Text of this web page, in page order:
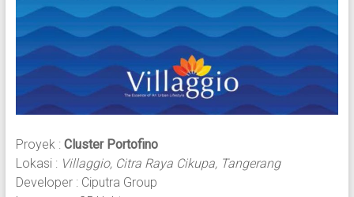
Proyek : Cluster Portofino
Lokasi : Villaggio, Citra Raya Cikupa, Tangerang
Developer : Ciputra Group